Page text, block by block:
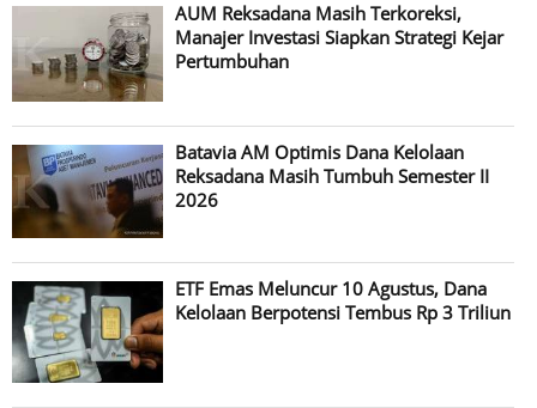
AUM Reksadana Masih Terkoreksi,
Manajer Investasi Siapkan Strategi Kejar
Pertumbuhan
Batavia AM Optimis Dana Kelolaan
Reksadana Masih Tumbuh Semester II
2026
ETF Emas Meluncur 10 Agustus, Dana
Kelolaan Berpotensi Tembus Rp 3 Triliun